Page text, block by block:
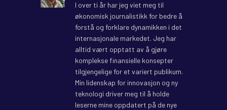
I over ti år har jeg viet meg til
økonomisk journalistikk for bedre å
forstå og forklare dynamikken i det
internasjonale markedet. Jeg har
alltid vært opptatt av å gjøre
komplekse finansielle konsepter
tilgjengelige for et variert publikum.
Min lidenskap for innovasjon og ny
teknologi driver meg til å holde
leserne mine oppdatert på de nye